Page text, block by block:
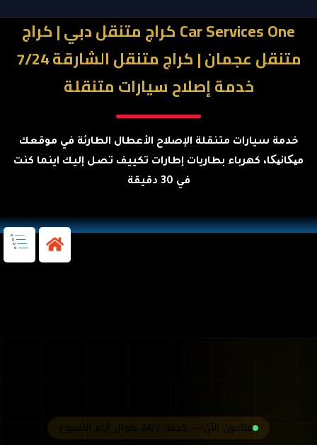
Car Services One كراج متنقل دبي | كراج
متنقل عجمان | كراج متنقل الشارقة 7/24
خدمة إصلاح سيارات متنقلة
خدمة سيارات متنقلة الإصلاح الأعطال الطارئة في موقعك
میکانیکا، كهرباء بطاريات إطارات تكييف تصل إليك اينما كنت
في 30 دقيقة
متاحون الآن — خدمة 24/7 طوال أيام الأسبوع